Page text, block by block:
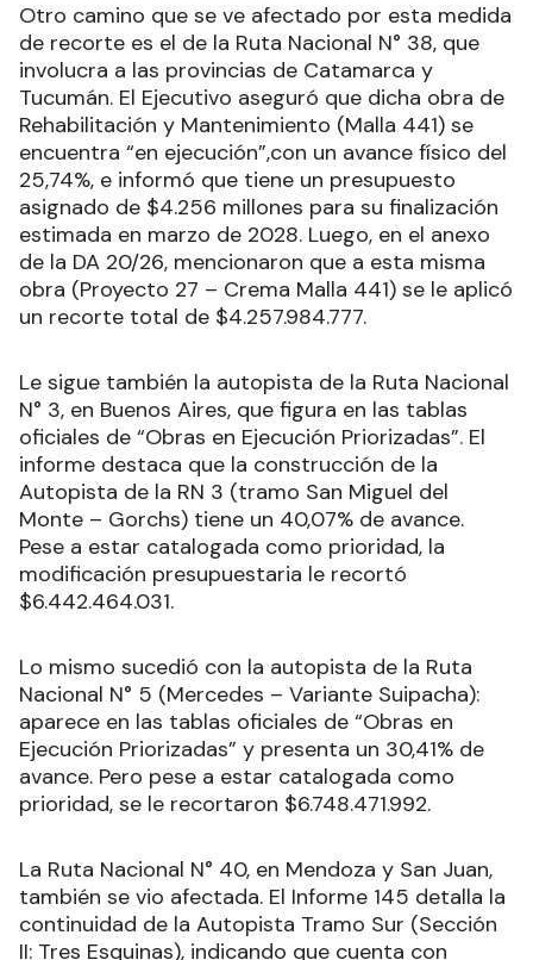
Otro camino que se ve afectado por esta medida
de recorte es el de la Ruta Nacional N° 38, que
involucra a las provincias de Catamarca y
Tucumán. El Ejecutivo aseguró que dicha obra de
Rehabilitación y Mantenimiento (Malla 441) se
encuentra “en ejecución”,con un avance físico del
25,74%, e informó que tiene un presupuesto
asignado de $4.256 millones para su finalización
estimada en marzo de 2028. Luego, en el anexo
de la DA 20/26, mencionaron que a esta misma
obra (Proyecto 27 – Crema Malla 441) se le aplicó
un recorte total de $4.257.984.777.
Le sigue también la autopista de la Ruta Nacional
N° 3, en Buenos Aires, que figura en las tablas
oficiales de “Obras en Ejecución Priorizadas”. El
informe destaca que la construcción de la
Autopista de la RN 3 (tramo San Miguel del
Monte – Gorchs) tiene un 40,07% de avance.
Pese a estar catalogada como prioridad, la
modificación presupuestaria le recortó
$6.442.464.031.
Lo mismo sucedió con la autopista de la Ruta
Nacional N° 5 (Mercedes – Variante Suipacha):
aparece en las tablas oficiales de “Obras en
Ejecución Priorizadas” y presenta un 30,41% de
avance. Pero pese a estar catalogada como
prioridad, se le recortaron $6.748.471.992.
La Ruta Nacional N° 40, en Mendoza y San Juan,
también se vio afectada. El Informe 145 detalla la
continuidad de la Autopista Tramo Sur (Sección
II: Tres Esquinas), indicando que cuenta con